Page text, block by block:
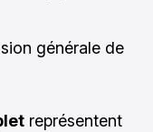
générale de
représentent